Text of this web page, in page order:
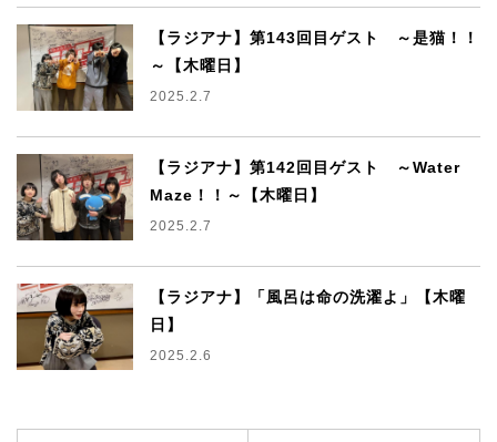
【ラジアナ】第143回目ゲスト ～是猫！！
～【木曜日】
2025.2.7
【ラジアナ】第142回目ゲスト ～Water
Maze！！～【木曜日】
2025.2.7
【ラジアナ】「風呂は命の洗濯よ」【木曜
日】
2025.2.6